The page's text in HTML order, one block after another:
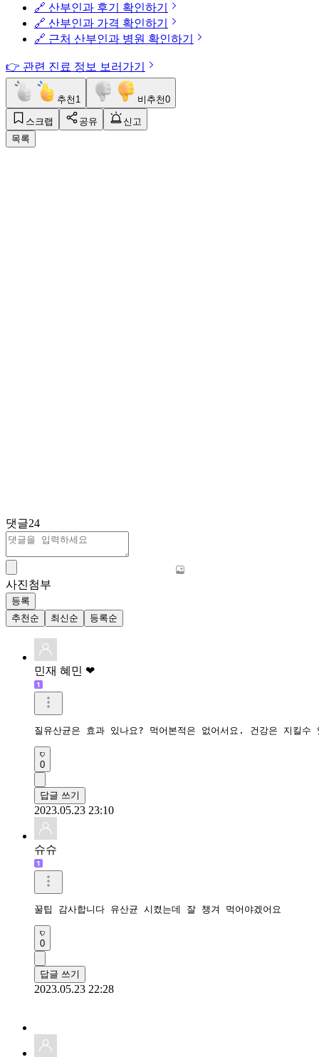
🔗 산부인과 후기 확인하기
🔗 산부인과 가격 확인하기
🔗 근처 산부인과 병원 확인하기
👉 관련 진료 정보 보러가기
추천 1 비추천0
스크랩 공유
신고
목록
댓글24
사진첨부
등록
추천순
최신순 등록순
민재 혜민 ❤
질유산균은 효과 있나요? 먹어본적은 없어서요. 건강은 지킬수
0
답글 쓰기
2023.05.23 23:10
슈슈
꿀팁 감사합니다 유산균 시켰는데 잘 챙겨 먹어야겠어요
0
답글 쓰기
2023.05.23 22:28